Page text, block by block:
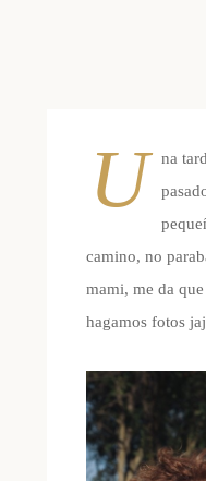
U
na
camino, no
mami, me da
hagamos fotos